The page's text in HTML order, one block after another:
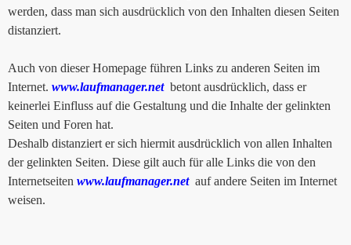
werden, dass man sich ausdrücklich von den Inhalten diesen Seiten
distanziert.
Auch von dieser Homepage führen Links zu anderen Seiten im
Internet. www.laufmanager.netbetont ausdrücklich, dass er
keinerlei Einfluss auf die Gestaltung und die Inhalte der gelinkten
Seiten und Foren hat.
Deshalb distanziert er sich hiermit ausdrücklich von allen Inhalten
der gelinkten Seiten. Diese gilt auch für alle Links die von den
Internetseiten www.laufmanager.net auf andere Seiten im Internet
weisen.